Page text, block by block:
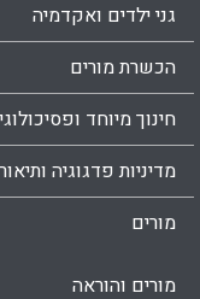
גני ילדים ואקדמיה
הכשרת מורים
חינוך מיוחד
מדיניות פדגוגיה
מורים
מורים והוראה